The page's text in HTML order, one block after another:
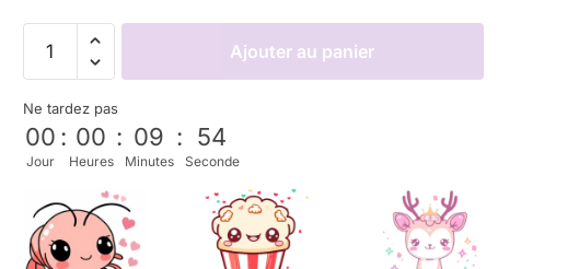
Ajouter au panier
Ne tardez pas
00
Jour
: 00
Heures
: 09
Minutes
: 53
Seconde